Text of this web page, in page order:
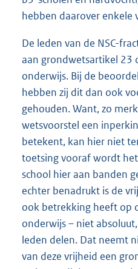
hebben daarover enkele
De leden van de NSC-
aan grondwetsartikel 23
onderwijs. Bij de
hebben zij dit dan ook
gehouden. Want, zo
wetsvoorstel een
betekent, kan hier niet
toetsing vooraf wordt
school hier aan banden
echter benadrukt is de
ook betrekking heeft op
onderwijs – niet
leden delen. Dat neemt
van deze vrijheid een